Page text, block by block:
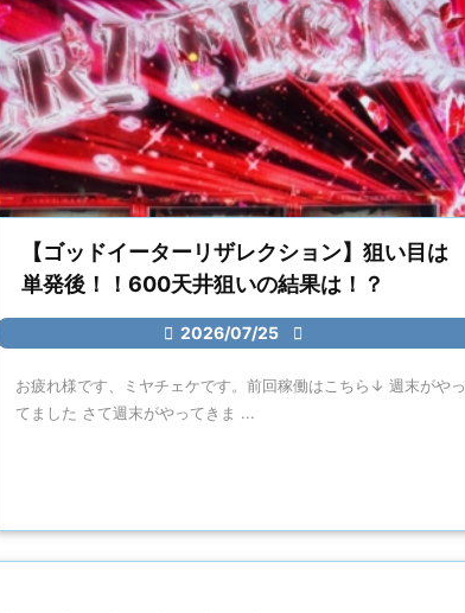
【ゴッドイーターリザレクション】狙い目は
単発後！！600天井狙いの結果は！？
 2026/07/25 
お疲れ様です、ミヤチェケです。前回稼働はこちら↓ 週末がやっ
てました さて週末がやってきま ...